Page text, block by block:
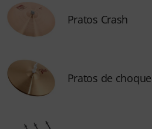
Pratos Crash
Pratos de choque